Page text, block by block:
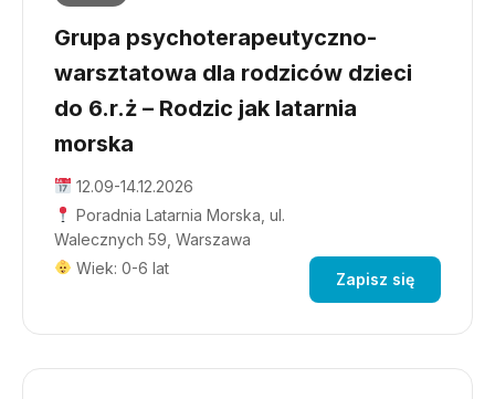
Grupa psychoterapeutyczno-
warsztatowa dla rodziców dzieci
do 6.r.ż – Rodzic jak latarnia
morska
12.09-14.12.2026
Poradnia Latarnia Morska, ul.
Walecznych 59, Warszawa
Wiek: 0-6 lat
Zapisz się